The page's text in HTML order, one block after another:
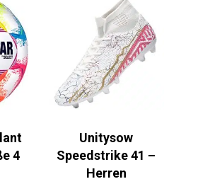
Unitysow
Speedstrike 41 –